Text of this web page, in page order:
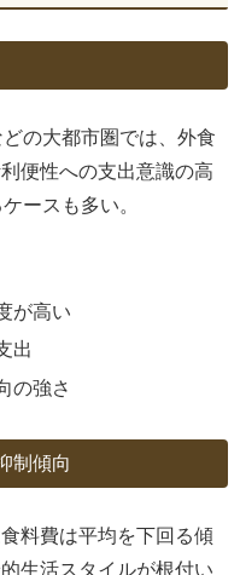
の大都市圏では、外食
便性への支出意識の高
ースも多い。
が高い
出
の強さ
制傾向
料費は平均を下回る傾
生活スタイルが根付い